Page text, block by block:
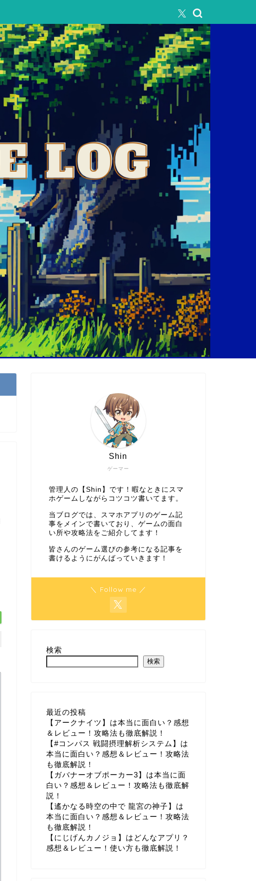
ゲーマー
Shin
管理人の【Shin】です！暇なときにスマ
ホゲームしながらコツコツ書いてます。
当ブログでは、スマホアプリのゲーム記
事をメインで書いており、ゲームの面白
い所や攻略法をご紹介してます！
皆さんのゲーム選びの参考になる記事を
書けるようにがんばっていきます！
＼ Follow me ／
検索
検索
最近の投稿
【アークナイツ】は本当に面白い？感想
＆レビュー！攻略法も徹底解説！
【#コンパス 戦闘摂理解析システム】は
本当に面白い？感想＆レビュー！攻略法
も徹底解説！
【ガバナーオブポーカー3】は本当に面
白い？感想＆レビュー！攻略法も徹底解
説！
【遙かなる時空の中で 龍宮の神子】は
本当に面白い？感想＆レビュー！攻略法
も徹底解説！
【にじげんカノジョ】はどんなアプリ？
感想＆レビュー！使い方も徹底解説！